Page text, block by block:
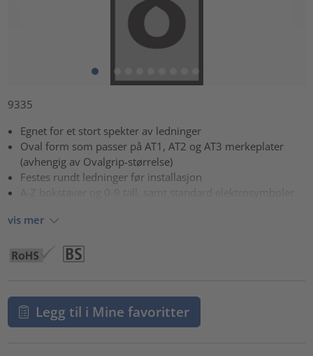
9335
Egnet for et stort spekter av ledninger
Oval form som passer på AT1, AT2 og AT3 merkeplater
(avhengig av Ovalgrip-størrelse)
Festes rundt ledninger før installasjon
vis mer
Legg til i Mine favoritter